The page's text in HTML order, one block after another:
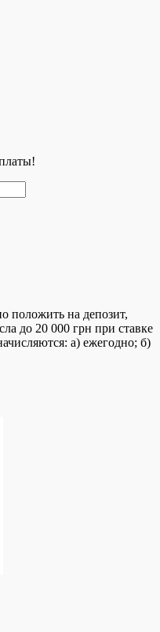
положить на депозит,
до 20 000 грн при ставке
а) ежегодно; б)